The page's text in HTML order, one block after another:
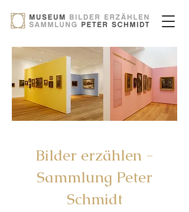
Bilder erzählen -
Sammlung Peter
Schmidt